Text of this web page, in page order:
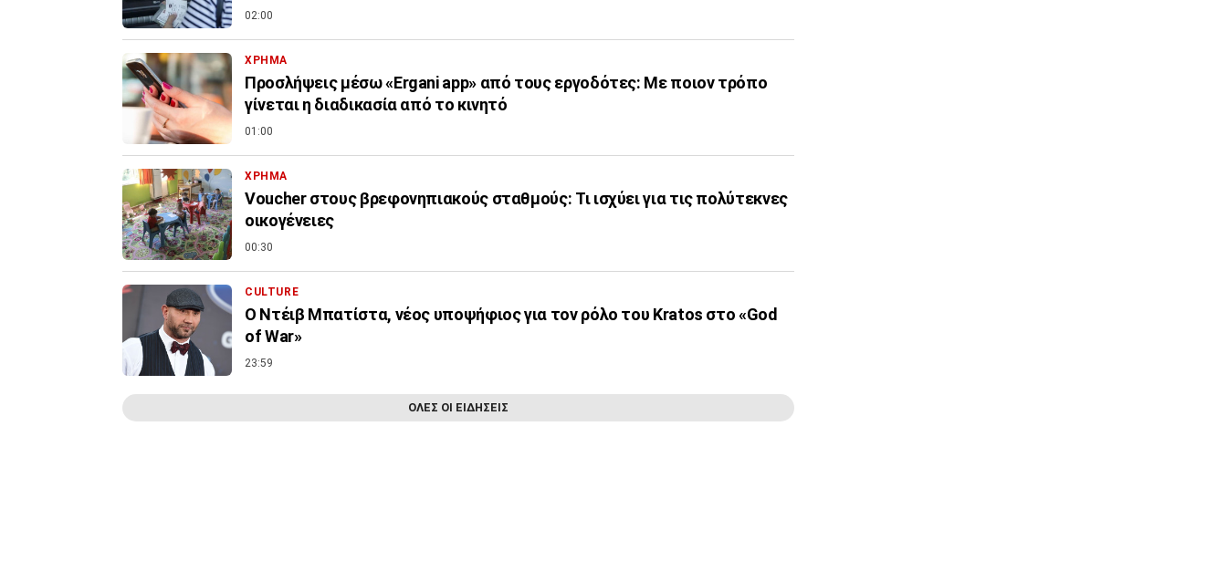
02:00
ΧΡΗΜΑ
Προσλήψεις μέσω «Ergani app» από τους εργοδότες: Με ποιον τρόπο
γίνεται η διαδικασία από το κινητό
01:00
ΧΡΗΜΑ
Voucher στους βρεφονηπιακούς σταθμούς: Τι ισχύει για τις πολύτεκνες
οικογένειες
00:30
CULTURE
Ο Ντέιβ Μπατίστα, νέος υποψήφιος για τον ρόλο του Kratos στο «God
of War»
23:59
ΟΛΕΣ ΟΙ ΕΙΔΗΣΕΙΣ